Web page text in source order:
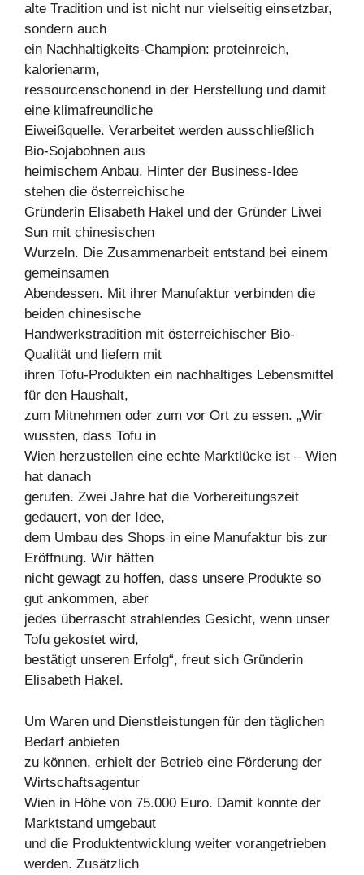
alte Tradition und ist nicht nur vielseitig einsetzbar,
sondern auch
ein Nachhaltigkeits-Champion: proteinreich,
kalorienarm,
ressourcenschonend in der Herstellung und damit
eine klimafreundliche
Eiweißquelle. Verarbeitet werden ausschließlich
Bio-Sojabohnen aus
heimischem Anbau. Hinter der Business-Idee
stehen die österreichische
Gründerin Elisabeth Hakel und der Gründer Liwei
Sun mit chinesischen
Wurzeln. Die Zusammenarbeit entstand bei einem
gemeinsamen
Abendessen. Mit ihrer Manufaktur verbinden die
beiden chinesische
Handwerkstradition mit österreichischer Bio-
Qualität und liefern mit
ihren Tofu-Produkten ein nachhaltiges Lebensmittel
für den Haushalt,
zum Mitnehmen oder zum vor Ort zu essen. „Wir
wussten, dass Tofu in
Wien herzustellen eine echte Marktlücke ist – Wien
hat danach
gerufen. Zwei Jahre hat die Vorbereitungszeit
gedauert, von der Idee,
dem Umbau des Shops in eine Manufaktur bis zur
Eröffnung. Wir hätten
nicht gewagt zu hoffen, dass unsere Produkte so
gut ankommen, aber
jedes überrascht strahlendes Gesicht, wenn unser
Tofu gekostet wird,
bestätigt unseren Erfolg“, freut sich Gründerin
Elisabeth Hakel.
Um Waren und Dienstleistungen für den täglichen
Bedarf anbieten
zu können, erhielt der Betrieb eine Förderung der
Wirtschaftsagentur
Wien in Höhe von 75.000 Euro. Damit konnte der
Marktstand umgebaut
und die Produktentwicklung weiter vorangetrieben
werden. Zusätzlich